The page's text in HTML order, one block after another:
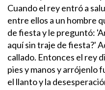
Cuando el rey entró a
entre ellos a un hombre
de fiesta y le preguntó:
aquí sin traje de fiesta?'
callado. Entonces el rey
pies y manos y arrójenlo
el llanto y la